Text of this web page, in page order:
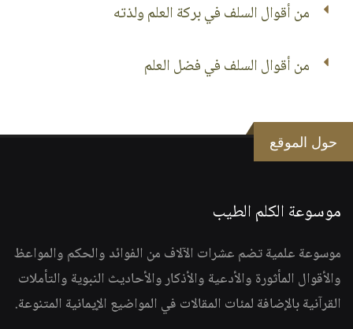
من أقوال السلف في بركة العلم ولذته
من أقوال السلف في فضل العلم
حول الموقع
موسوعة الكلم الطيب
موسوعة علمية تضم عشرات الآلاف من الفوائد والحكم والمواعظ
والأقوال المأثورة والأدعية والأذكار والأحاديث النبوية والتأملات
القرآنية بالإضافة لمئات المقالات في المواضيع الإيمانية المتنوعة.